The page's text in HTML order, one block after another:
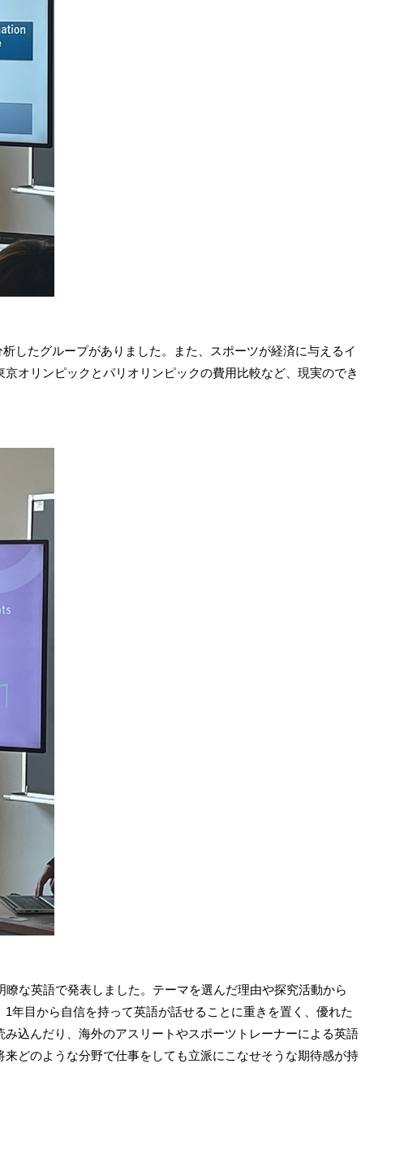
したグループがありました。また、スポーツが経済に与えるイ
オリンピックとパリオリンピックの費用比較など、現実のでき
な英語で発表しました。テーマを選んだ理由や探究活動から
年目から自信を持って英語が話せることに重きを置く、優れた
込んだり、海外のアスリートやスポーツトレーナーによる英語
どのような分野で仕事をしても立派にこなせそうな期待感が持